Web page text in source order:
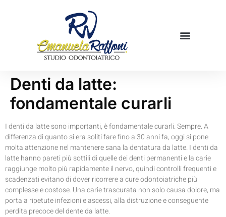
Denti da latte:
fondamentale curarli
I denti da latte sono importanti, è fondamentale curarli. Sempre. A
differenza di quanto si era soliti fare fino a 30 anni fa, oggi si pone
molta attenzione nel mantenere sana la dentatura da latte. I denti da
latte hanno pareti più sottili di quelle dei denti permanenti e la carie
raggiunge molto più rapidamente il nervo, quindi controlli frequenti e
scadenzati evitano di dover ricorrere a cure odontoiatriche più
complesse e costose. Una carie trascurata non solo causa dolore, ma
porta a ripetute infezioni e ascessi, alla distruzione e conseguente
perdita precoce del dente da latte.